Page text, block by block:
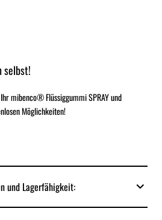
selbst!
mibenco® Flüssiggummi SPRAY und
Möglichkeiten!
und Lagerfähigkeit: